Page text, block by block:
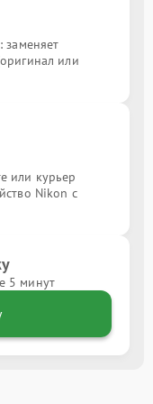
заменяет
или
или курьер
Nikon с
5 минут